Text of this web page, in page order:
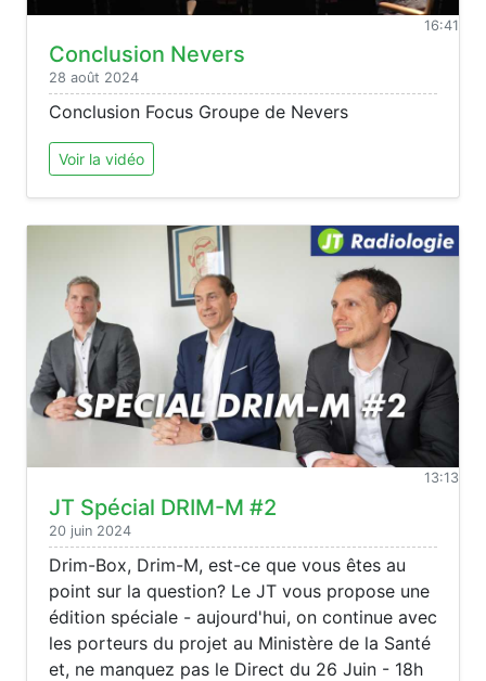
16:41
Conclusion Nevers
28 août 2024
Conclusion Focus Groupe de Nevers
Voir la vidéo
13:13
JT Spécial DRIM-M #2
20 juin 2024
Drim-Box, Drim-M, est-ce que vous êtes au
point sur la question? Le JT vous propose une
édition spéciale - aujourd'hui, on continue avec
les porteurs du projet au Ministère de la Santé
et, ne manquez pas le Direct du 26 Juin - 18h